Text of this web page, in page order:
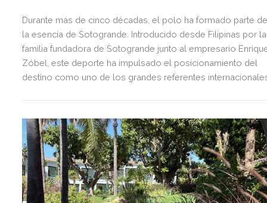
Durante más de cinco décadas, el polo ha formado parte
la esencia de Sotogrande. Introducido desde Filipinas por la
familia fundadora de Sotogrande junto al empresario
Zóbel, este deporte ha impulsado el posicionamiento del
destino como uno de los grandes referentes
exclusiva agenda social.